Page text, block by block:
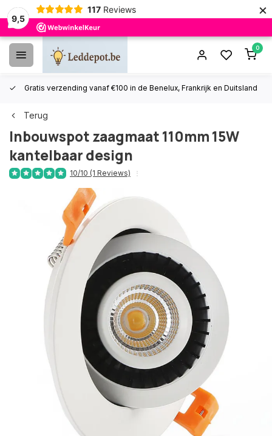
9,5
117 Reviews ×
0
Gratis verzending vanaf €100 in de Benelux, Frankrijk en Duitsland
Terug
Inbouwspot zaagmaat 110mm 15W
kantelbaar design
10/10 (1 Reviews)